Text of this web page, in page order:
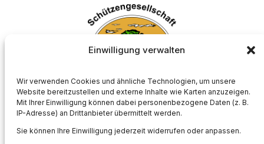
Einwilligung verwalten
Wir verwenden Cookies und ähnliche Technologien, um unsere
Website bereitzustellen und externe Inhalte wie Karten anzuzeigen.
Mit Ihrer Einwilligung können dabei personenbezogene Daten (z. B.
IP-Adresse) an Drittanbieter übermittelt werden.
Sie können Ihre Einwilligung jederzeit widerrufen oder anpassen.
Schützengesellschaft Börnste e.V.